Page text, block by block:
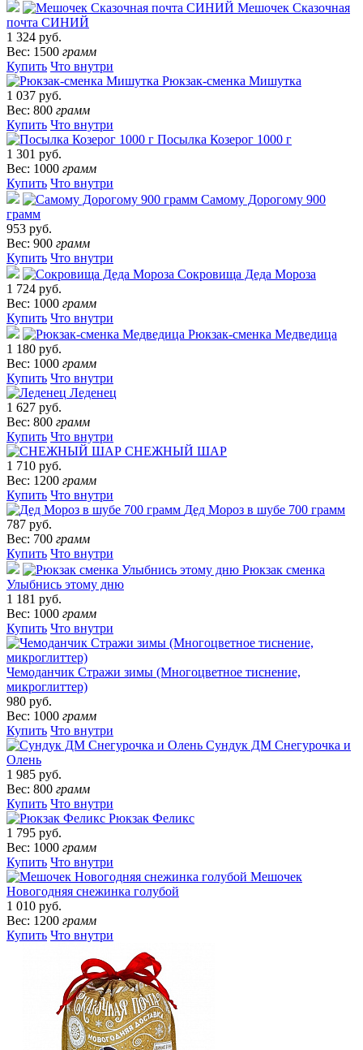
Мешочек Сказочная
почта СИНИЙ
1 324 руб.
Вес: 1500 грамм
Купить Что внутри
Рюкзак-сменка Мишутка
1 037 руб.
Вес: 800 грамм
Купить Что внутри
Посылка Козерог 1000 г
1 301 руб.
Вес: 1000 грамм
Купить Что внутри
Самому Дорогому 900
грамм
953 руб.
Вес: 900 грамм
Купить Что внутри
Сокровища Деда Мороза
1 724 руб.
Вес: 1000 грамм
Купить Что внутри
Рюкзак-сменка Медведица
1 180 руб.
Вес: 1000 грамм
Купить Что внутри
Леденец
1 627 руб.
Вес: 800 грамм
Купить Что внутри
СНЕЖНЫЙ ШАР
1 710 руб.
Вес: 1200 грамм
Купить Что внутри
Дед Мороз в шубе 700 грамм
787 руб.
Вес: 700 грамм
Купить Что внутри
Рюкзак сменка
Улыбнись этому дню
1 181 руб.
Вес: 1000 грамм
Купить Что внутри
Чемоданчик Стражи зимы (Многоцветное тиснение,
микроглиттер)
980 руб.
Вес: 1000 грамм
Купить Что внутри
Сундук ДМ Снегурочка и
Олень
1 985 руб.
Вес: 800 грамм
Купить Что внутри
Рюкзак Феликс
1 795 руб.
Вес: 1000 грамм
Купить Что внутри
Мешочек
Новогодняя снежинка голубой
1 010 руб.
Вес: 1200 грамм
Купить Что внутри